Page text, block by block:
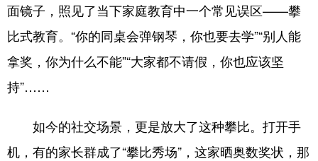
文娱 融媒秀 地市 科教
English Español Français عربى
面镜子，照见了当下家庭教育中一个常见误区——攀
比式教育。“你的同桌会弹钢琴，你也要去学”“别人能
拿奖，你为什么不能”“大家都不请假，你也应该坚
持”……
如今的社交场景，更是放大了这种攀比。打开手
机，有的家长群成了“攀比秀场”，这家晒奥数奖状，那